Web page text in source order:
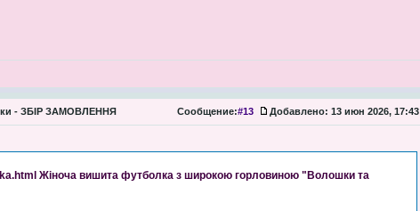
- ЗБІР ЗАМОВЛЕННЯ Сообщение:#13 Добавлено: 13 июн 2026, 17:43
Жіноча вишита футболка з широкою горловиною "Волошки та